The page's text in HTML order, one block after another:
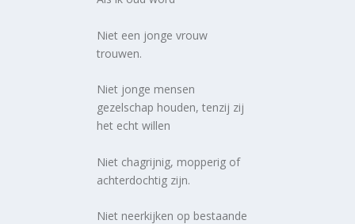
Niet een jonge vrouw
trouwen.
Niet jonge mensen
gezelschap houden, tenzij zij
het echt willen
Niet chagrijnig, mopperig of
achterdochtig zijn.
Niet neerkijken op bestaande